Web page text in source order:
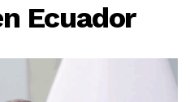
Ecuador